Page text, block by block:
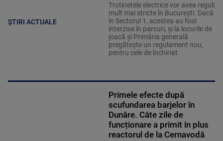
ȘTIRI ACTUALE
Trotinetele electrice vor avea reguli
mult mai stricte în București. Dacă
în Sectorul 1, acestea au fost
interzise în parcuri, și la locurile de
joacă și Primăria generală
pregătește un regulament nou,
pentru cele de închiriat.
Primele efecte după
scufundarea barjelor în
Dunăre. Câte zile de
funcționare a primit în plus
reactorul de la Cernavodă